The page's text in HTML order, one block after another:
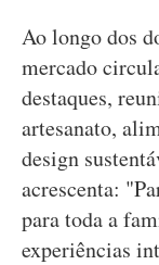
Ao longo dos
mercado
destaques,
artesanato,
design
acrescenta:
para toda a
experiências